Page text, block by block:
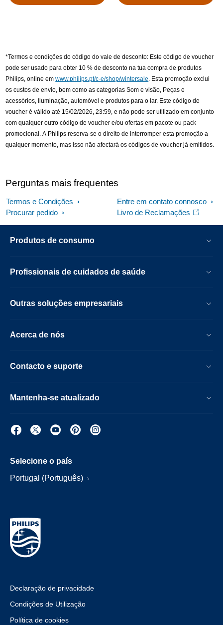
Adicionar ao cesto Adicionar ao cesto
*Termos e condições do código do vale de desconto: Este código de voucher
pode ser usado para obter 10 % de desconto na tua compra de produtos
Philips, online emwww.philips.pt/c-e/shop/wintersale. Esta promoção exclui
os custos de envio, bem como as categorias Som e visão, Peças e
acessórios, Iluminação, automóvel e produtos para o lar. Este código de
voucher é válido até 15/02/2026, 23:59, e não pode ser utilizado em conjunto
com qualquer outro código de voucher e/ou ofertas em pacote ou pack
promocional. A Philips reserva-se o direito de interromper esta promoção a
qualquer momento, mas isso não afectará os códigos de voucher já emitidos.
Perguntas mais frequentes
Termos e Condições
Procurar pedido
Entre em contato connosco
Livro de Reclamações
Produtos de consumo
Profissionais de cuidados de saúde
Outras soluções empresariais
Acerca de nós
Contacto e suporte
Mantenha-se atualizado
Selecione o país
Portugal (Português)
Declaração de privacidade
Condições de Utilização
Política de cookies